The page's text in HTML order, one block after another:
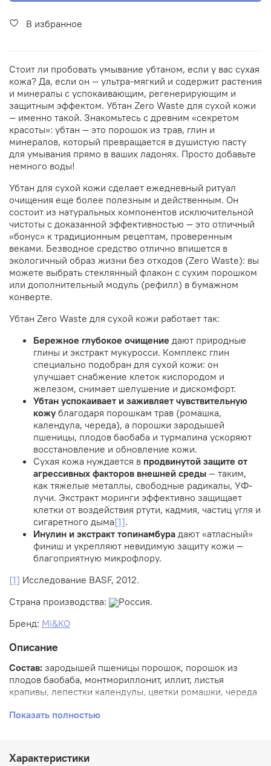
В избранное
Стоит ли пробовать умывание убтаном, если у вас сухая
кожа? Да, если он — ультра-мягкий и содержит растения
и минералы с успокаивающим, регенерирующим и
защитным эффектом. Убтан Zero Waste для сухой кожи
— именно такой. Знакомьтесь с древним «секретом
красоты»: убтан — это порошок из трав, глин и
минералов, который превращается в душистую пасту
для умывания прямо в ваших ладонях. Просто добавьте
немного воды!
Убтан для сухой кожи сделает ежедневный ритуал
очищения еще более полезным и действенным. Он
состоит из натуральных компонентов исключительной
чистоты с доказанной эффективностью — это отличный
«бонус» к традиционным рецептам, проверенным
веками. Безводное средство отлично впишется в
экологичный образ жизни без отходов (Zero Waste): вы
можете выбрать стеклянный флакон с сухим порошком
или дополнительный модуль (рефилл) в бумажном
конверте.
Убтан Zero Waste для сухой кожи работает так:
Бережное глубокое очищение дают природные
глины и экстракт мукуросси. Комплекс глин
специально подобран для сухой кожи: он
улучшает снабжение клеток кислородом и
железом, снимает шелушение и дискомфорт.
Убтан успокаивает и заживляет чувствительную
кожу благодаря порошкам трав (ромашка,
календула, череда), а порошки зародышей
пшеницы, плодов баобаба и турмалина ускоряют
восстановление и обновление кожи.
Сухая кожа нуждается в продвинутой защите от
агрессивных факторов внешней среды — таким,
как тяжелые металлы, свободные радикалы, УФ-
лучи. Экстракт моринги эффективно защищает
клетки от воздействия ртути, кадмия, частиц угля и
сигаретного дыма[1].
Инулин и экстракт топинамбура дают «атласный»
финиш и укрепляют невидимую защиту кожи —
благоприятную микрофлору.
[1] Исследование BASF, 2012.
Страна производства:
Россия.
Бренд: Mi&KO
Описание
Состав: зародышей пшеницы порошок, порошок из
плодов баобаба, монтмориллонит, иллит, листья
крапивы, лепестки календулы, цветки ромашки, череда
сок листьев алоэ, турмалин, экстракт топинамбура,
семян моринги масличной, мальтодекстрин.
Показать полностью
Характеристики